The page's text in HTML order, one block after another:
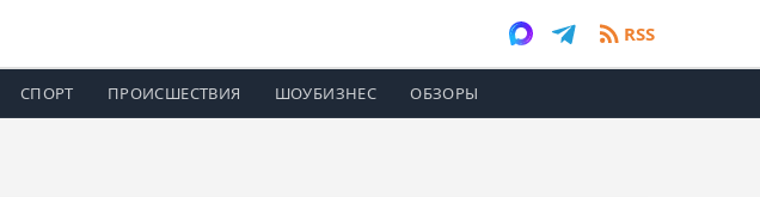
RSS
СПОРТ ПРОИСШЕСТВИЯ ШОУБИЗНЕС ОБЗОРЫ